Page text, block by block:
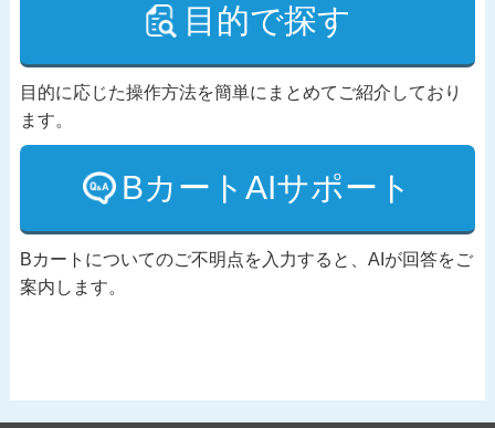
目的で探す
目的に応じた操作方法を簡単にまとめてご紹介しており
ます。
BカートAIサポート
Bカートについてのご不明点を入力すると、AIが回答をご
案内します。